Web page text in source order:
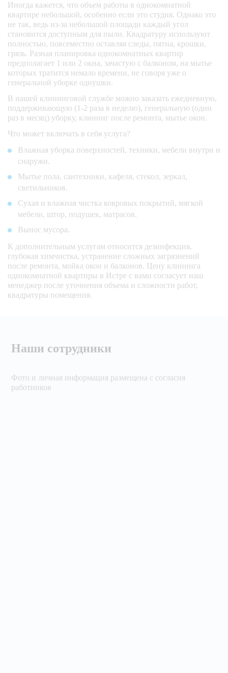
Иногда кажется, что объем работы в однокомнатной
квартире небольшой, особенно если это студия. Однако это
не так, ведь из-за небольшой площади каждый угол
становится доступным для пыли. Квадратуру используют
полностью, повсеместно оставляя следы, пятна, крошки,
грязь. Разная планировка однокомнатных квартир
предполагает 1 или 2 окна, зачастую с балконом, на мытье
которых тратится немало времени, не говоря уже о
генеральной уборке однушки.
В нашей клининговой службе можно заказать ежедневную,
поддерживающую (1-2 раза в неделю), генеральную (один
раз в месяц) уборку, клининг после ремонта, мытье окон.
Что может включать в себя услуга?
Влажная уборка поверхностей, техники, мебели внутри и
снаружи.
Мытье пола, сантехники, кафеля, стекол, зеркал,
светильников.
Сухая и влажная чистка ковровых покрытий, мягкой
мебели, штор, подушек, матрасов.
Вынос мусора.
К дополнительным услугам относится дезинфекция,
глубокая химчистка, устранение сложных загрязнений
после ремонта, мойка окон и балконов. Цену клининга
однокомнатной квартиры в Истре с вами согласует наш
менеджер после уточнения объема и сложности работ,
квадратуры помещения.
Наши сотрудники
Фото и личная информация размещена с согласия
работников